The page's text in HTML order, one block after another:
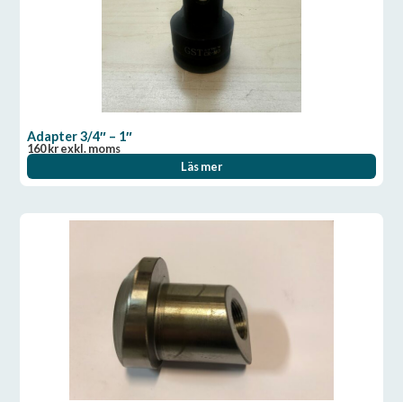
Adapter 3/4″ – 1″
160krexkl. moms
Läs mer